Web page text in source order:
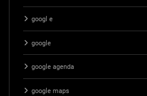
googl e
google
google agenda
google maps